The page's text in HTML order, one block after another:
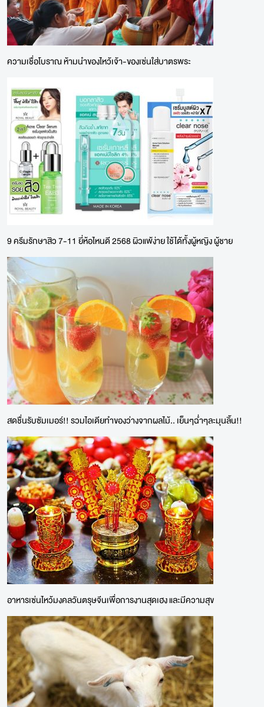
ความเชื่อโบราณ ห้ามนำของไหว้เจ้า-ของเซ่นใส่บาตรพระ
9 ครีมรักษาสิว 7-11 ยี่ห้อไหนดี 2568 ผิวแพ้ง่าย ใช้ได้ทั้งผู้หญิง ผู้ชาย
สดชื่นรับซัมเมอร์!! รวมไอเดียทำของว่างจากผลไม้.. เย็นๆฉ่ำๆละมุนลิ้น!!
อาหารเซ่นไหว้มงคลวันตรุษจีนเพื่อการงานสุดเฮง และมีความสุข